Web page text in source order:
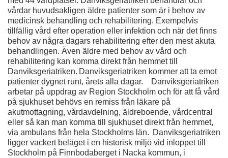
vårdar huvudsakligen äldre patienter som är i behov av
medicinsk behandling och rehabilitering. Exempelvis
tillfällig vård efter operation eller infektion och när det finns
behov av några dagars rehabilitering efter den mest akuta
behandlingen. Även äldre med behov av vård och
rehabilitering kan komma direkt från hemmet till
Danviksgeriatriken. Danviksgeriatriken kommer att ta emot
patienter dygnet runt, årets alla dagar. Danviksgeriatriken
arbetar på uppdrag av Region Stockholm och för att få vård
på sjukhuset behövs en remiss från läkare på
akutmottagning, vårdavdelning, äldreboende, vårdcentral
eller så kan man komma till sjukhuset direkt från hemmet,
via ambulans från hela Stockholms län. Danviksgeriatriken
ligger vackert beläget i en historisk miljö vid inloppet till
Stockholm på Finnbodaberget i Nacka kommun, i